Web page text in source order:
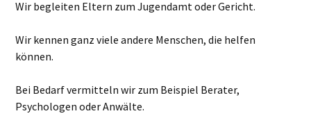
Wir begleiten Eltern zum Jugendamt oder Gericht.
Wir kennen ganz viele andere Menschen, die helfen
können.
Bei Bedarf vermitteln wir zum Beispiel Berater,
Psychologen oder Anwälte.